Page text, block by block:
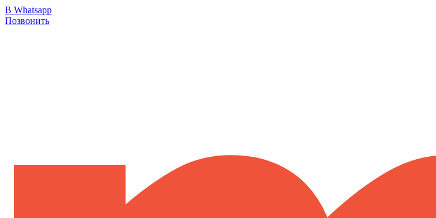
В Whatsapp
Позвонить